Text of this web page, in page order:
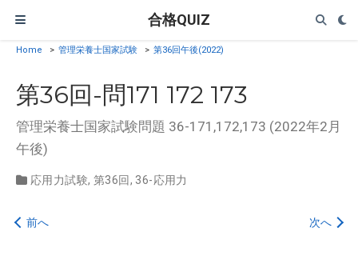
合格QUIZ
Home > 管理栄養士国家試験 > 第36回午後(2022)
第36回-問171 172 173
管理栄養士国家試験問題 36-171,172,173 (2022年2月
午後)
応用力試験, 第36回, 36-応用力
次へ
前へ